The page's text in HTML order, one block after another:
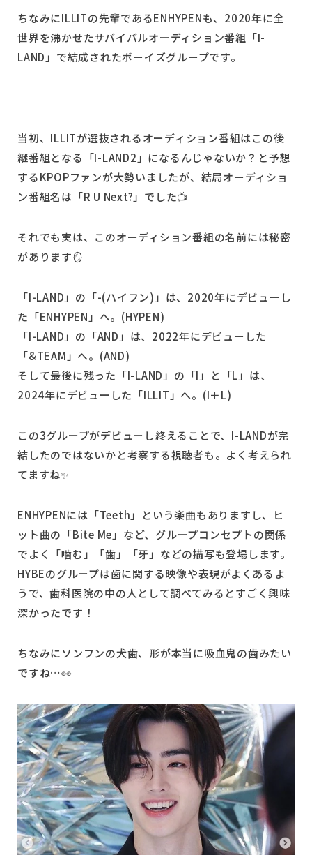
ちなみにILLITの先輩であるENHYPENも、2020年に全
世界を沸かせたサバイバルオーディション番組「I-
LAND」で結成されたボーイズグループです。
当初、ILLITが選抜されるオーディション番組はこの後
継番組となる「I-LAND2」になるんじゃないか？と予想
するKPOPファンが大勢いましたが、結局オーディショ
ン番組名は「R U Next?」でした📺
それでも実は、このオーディション番組の名前には秘密
があります🪞
「I-LAND」の「-(ハイフン)」は、2020年にデビューし
た「ENHYPEN」へ。(HYPEN)
「I-LAND」の「AND」は、2022年にデビューした
「&TEAM」へ。(AND)
そして最後に残った「I-LAND」の「I」と「L」は、
2024年にデビューした「ILLIT」へ。(I＋L)
この3グループがデビューし終えることで、I-LANDが完
結したのではないかと考察する視聴者も。よく考えられ
てますね✨
ENHYPENには「Teeth」という楽曲もありますし、ヒ
ット曲の「Bite Me」など、グループコンセプトの関係
でよく「噛む」「歯」「牙」などの描写も登場します。
HYBEのグループは歯に関する映像や表現がよくあるよ
うで、歯科医院の中の人として調べてみるとすごく興味
深かったです！
ちなみにソンフンの犬歯、形が本当に吸血鬼の歯みたい
ですね…👀